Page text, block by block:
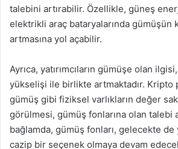
talebini artırabilir. Özellikle, güneş
elektrikli araç bataryalarında gümüşün
artmasına yol açabilir.
Ayrıca, yatırımcıların gümüşe olan
yükselişi ile birlikte artmaktadır. Kripto
gümüş gibi fiziksel varlıkların değer
görülmesi, gümüş fonlarına olan talebi
bağlamda, gümüş fonları, gelecekte de
cazip bir seçenek olmaya devam